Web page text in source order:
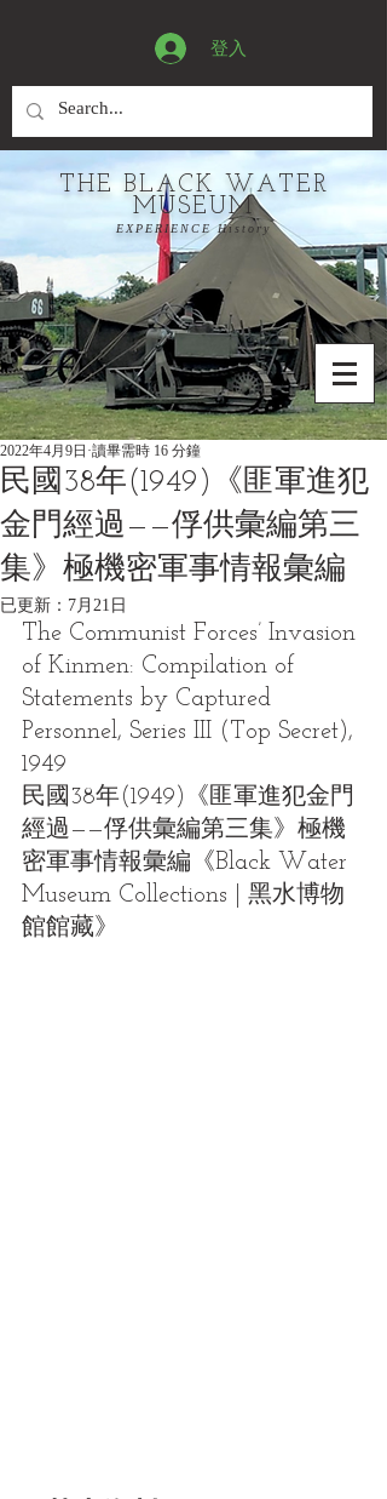
登入
THE BLACK WATER
MUSEUM
EXPERIENCE History
民國38年(1949)《匪軍進犯
金門經過——俘供彙編第三
集》極機密軍事情報彙編
2022年4月9日 讀畢需時 16 分鐘
已更新： 7月21日
The Communist Forces’ Invasion
of Kinmen: Compilation of
Statements by Captured
Personnel, Series III (Top Secret),
1949
民國38年(1949)《匪軍進犯金門
經過——俘供彙編第三集》極機
密軍事情報彙編《Black Water
Museum Collections | 黑水博物
館館藏》